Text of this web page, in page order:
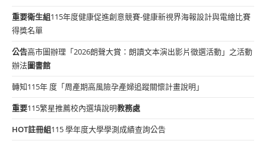
重要衛生組115年度健康促進創意競賽-健康新視界海報設計與電繪比賽
得獎名單
公告高市圖辦理「2026朗聲大賞：朗讀文本演出影片徵選活動」之活動
辦法圖書館
轉知115年 度「周產期高風險孕產婦追蹤關懷計畫說明」
重要115繁星推薦校內選填說明教務處
HOT註冊組115 學年度大學學測成績查詢公告